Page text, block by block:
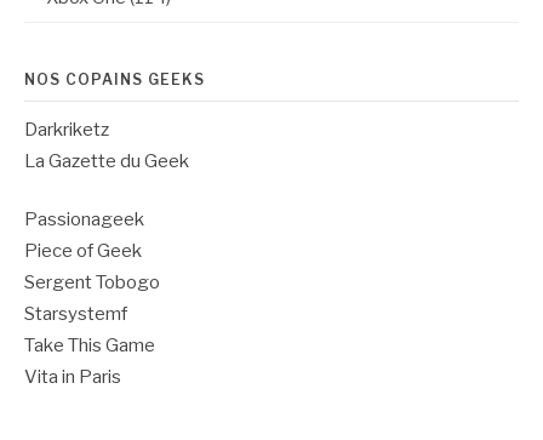
NOS COPAINS GEEKS
Darkriketz
La Gazette du Geek
Passionageek
Piece of Geek
Sergent Tobogo
Starsystemf
Take This Game
Vita in Paris